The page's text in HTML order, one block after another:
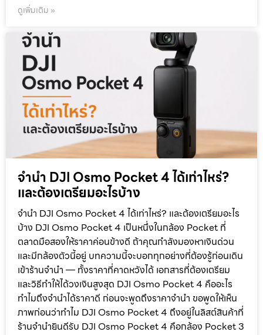
ดูเพิ่มเติม »
จำนำ DJI Osmo Pocket 4 ได้เท่าไหร่?
และต้องเตรียมอะไรบ้าง
จำนำ DJI Osmo Pocket 4 ได้เท่าไหร่? และต้องเตรียมอะไร
บ้าง DJI Osmo Pocket 4 เป็นหนึ่งในกล้อง Pocket ที่
ตลาดมือสองให้ราคาค่อนข้างดี ถ้าคุณกำลังมองหาเงินด่วน
และมีกล้องตัวนี้อยู่ บทความนี้จะบอกทุกอย่างที่ต้องรู้ก่อนเดิน
เข้าร้านจำนำ — ทั้งราคาที่คาดหวังได้ เอกสารที่ต้องเตรียม
และวิธีทำให้ได้วงเงินสูงสุด DJI Osmo Pocket 4 คืออะไร
ทำไมถึงจำนำได้ราคาดี ก่อนจะพูดถึงราคาจำนำ ขอพูดให้เห็น
ภาพก่อนว่าทำไม DJI Osmo Pocket 4 ถึงอยู่ในลิสต์สินค้าที่
ร้านจำนำยินดีรับ DJI Osmo Pocket 4 คือกล้อง Pocket 3